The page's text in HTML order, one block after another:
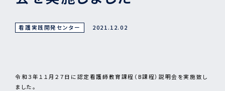
看護実践開発センター 2021.12.02
令和３年１１月２７日に認定看護師教育課程（B課程）説明会を実施致し
ました。